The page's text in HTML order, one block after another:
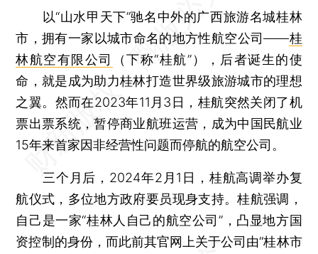
以“山水甲天下”驰名中外的广西旅游名城桂林
市，拥有一家以城市命名的地方性航空公司——桂
林航空有限公司
（下称“桂航”），后者诞生的使
命，就是成为助力桂林打造世界级旅游城市的理想
之翼。然而在2023年11月3日，桂航突然关闭了机
票出票系统，暂停商业航班运营，成为中国民航业
15年来首家因非经营性问题而停航的航空公司。
三个月后，2024年2月1日，桂航高调举办复
航仪式，多位地方政府要员现身支持。桂航强调，
自己是一家“桂林人自己的航空公司”，凸显地方国
资控制的身份，而此前其官网上关于公司由“桂林市